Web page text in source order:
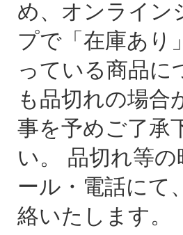
め、オンライン
プで「在庫あり
っている商品に
も品切れの場合
事を予めご了承
い。 品切れ等の
ール・電話にて
絡いたします。